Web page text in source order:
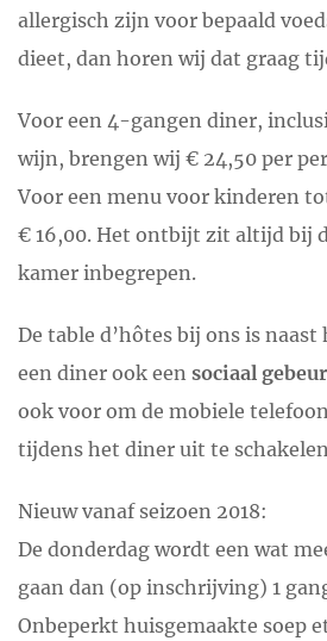
allergisch zijn voor bepaald
dieet, dan horen wij dat graag
Voor een 4-gangen diner,
wijn, brengen wij € 24,50 per
Voor een menu voor kinderen
€ 16,00. Het ontbijt zit altijd bij
kamer inbegrepen.
De table d’hôtes bij ons is
een diner ook een sociaal
ook voor om de mobiele
tijdens het diner uit te
Nieuw vanaf seizoen 2018:
De donderdag wordt een wat
gaan dan (op inschrijving) 1
Onbeperkt huisgemaakte soep